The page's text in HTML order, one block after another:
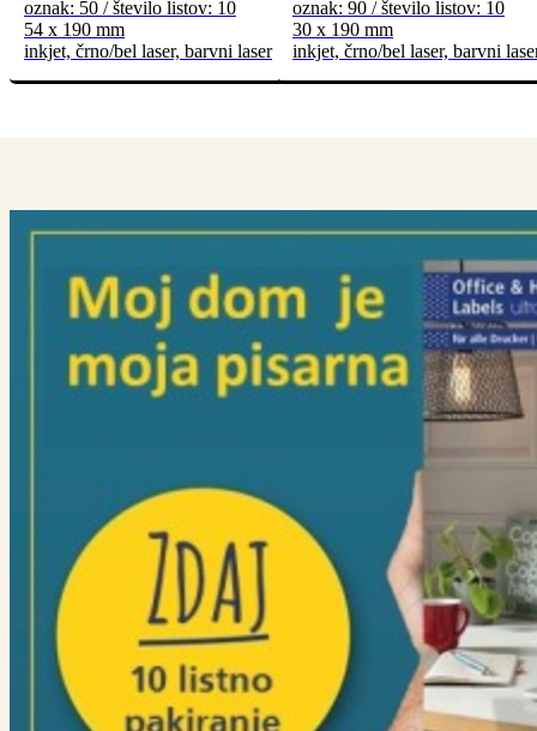
oznak: 50 / število listov: 10
54 x 190 mm
inkjet, črno/bel laser, barvni laser
oznak: 90 / število listov: 10
30 x 190 mm
inkjet, črno/bel laser, barvni